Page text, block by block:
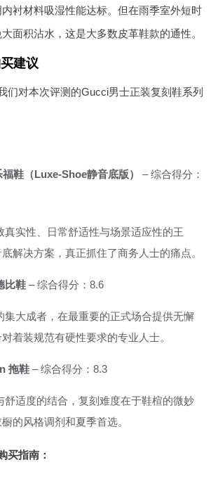
衬材料吸湿性能达标。但在雨季室外短时
面积沾水，这是大多数皮革鞋款的通性。
建议
们对本次评测的Gucci男士正装复刻鞋系列
鞋（Luxe-Shoe静音底版） – 综合得分：
真实性、日常舒适性与场景适应性的王
解决方案，真正抓住了商务人士的痛点。
比鞋 – 综合得分：8.6
集大成者，在最重要的正式场合提供无懈
着装规范有硬性要求的专业人士。
拖鞋 – 综合得分：8.3
舒适度的结合，复刻难度在于鞋楦的微妙
的风格调剂和夏季首选。
买指南：